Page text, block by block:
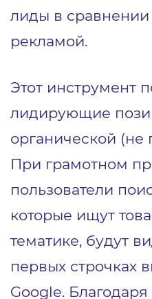
лиды в сравнении
рекламой.
Этот инструмент
лидирующие
органической (не
При грамотном
пользователи
которые ищут
тематике, будут
первых строчках
Google.